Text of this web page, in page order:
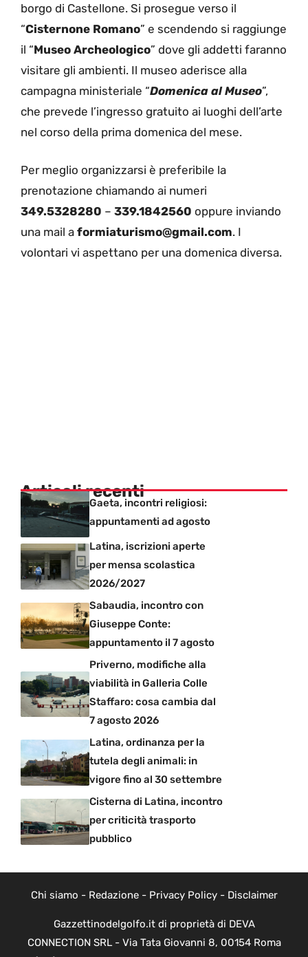
borgo di Castellone. Si prosegue verso il
“Cisternone Romano” e scendendo si raggiunge
il “Museo Archeologico” dove gli addetti faranno
visitare gli ambienti. Il museo aderisce alla
campagna ministeriale “Domenica al Museo”,
che prevede l’ingresso gratuito ai luoghi dell’arte
nel corso della prima domenica del mese.
Per meglio organizzarsi è preferibile la
prenotazione chiamando ai numeri
349.5328280 – 339.1842560 oppure inviando
una mail a formiaturismo@gmail.com. I
volontari vi aspettano per una domenica diversa.
Articoli recenti
Gaeta, incontri religiosi:
appuntamenti ad agosto
Latina, iscrizioni aperte
per mensa scolastica
2026/2027
Sabaudia, incontro con
Giuseppe Conte:
appuntamento il 7 agosto
Priverno, modifiche alla
viabilità in Galleria Colle
Staffaro: cosa cambia dal
7 agosto 2026
Latina, ordinanza per la
tutela degli animali: in
vigore fino al 30 settembre
Cisterna di Latina, incontro
per criticità trasporto
pubblico
Chi siamo - Redazione- Privacy Policy- Disclaimer
Gazzettinodelgolfo.it di proprietà di DEVA
CONNECTION SRL - Via Tata Giovanni 8, 00154 Roma